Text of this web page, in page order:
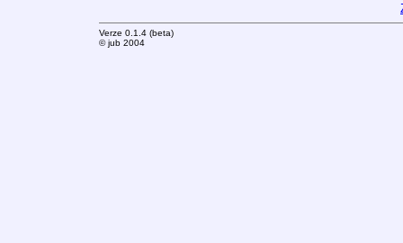
Verze 0.1.4 (beta)
© jub 2004